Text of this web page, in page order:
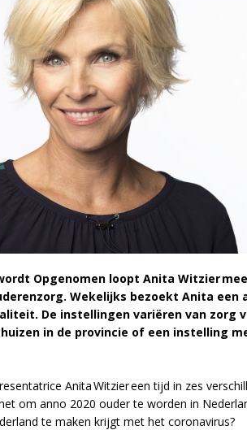
Opgenomen loopt Anita Witzier
Wekelijks bezoekt Anita een
De instellingen variëren van zorg
in de provincie of een instelling
Anita Witzier een tijd in zes
om anno 2020 ouder te worden in
te maken krijgt met het coronavirus?